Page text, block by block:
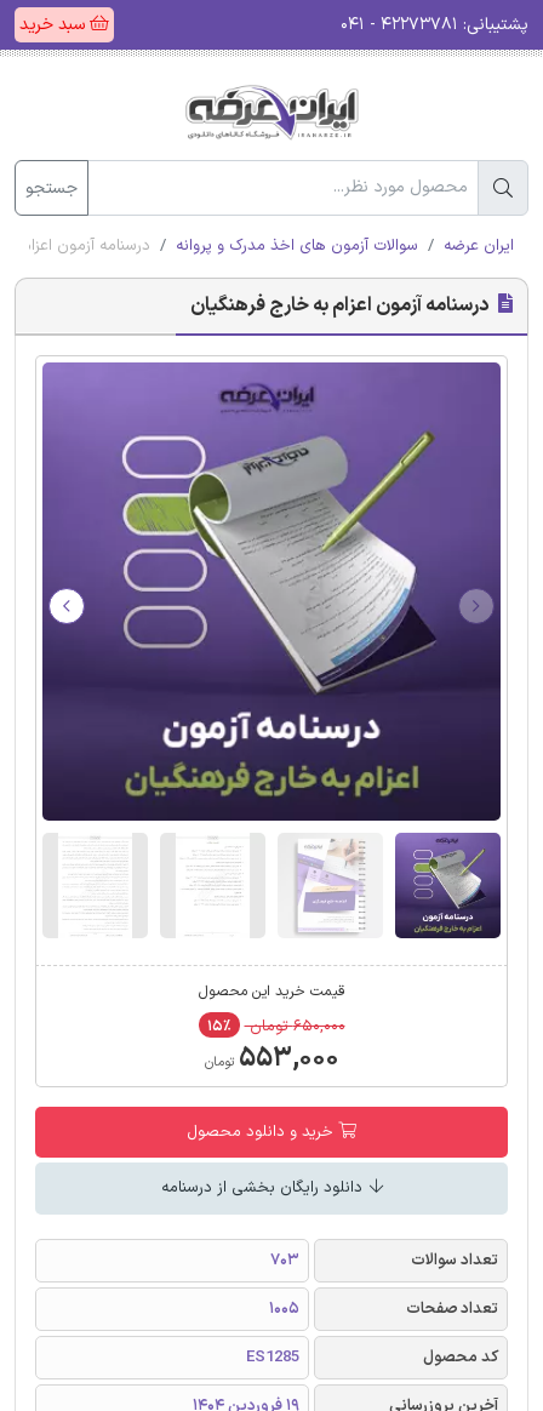
پشتیبانی: سبد خرید
جستجو
ایران عرضه سوالات آزمون های اخذ مدرک و پروانه درسنامه آزمون اعزام
درسنامه آزمون اعزام به خارج فرهنگیان
قیمت خرید این محصول
۶۵۰,۰۰۰ تومان ۱۵٪
۵۵۳,۰۰۰ تومان
خرید و دانلود محصول
دانلود رایگان بخشی از درسنامه
تعداد سوالات
703
تعداد صفحات
1005
کد محصول
ES1285